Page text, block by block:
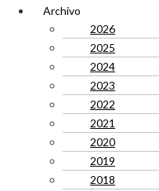
Archivo
2026
2025
2024
2023
2022
2021
2020
2019
2018